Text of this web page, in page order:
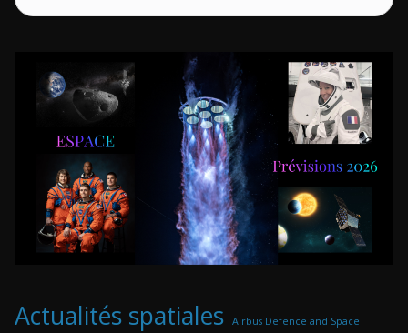
Actualités spatiales Airbus Defence and Space